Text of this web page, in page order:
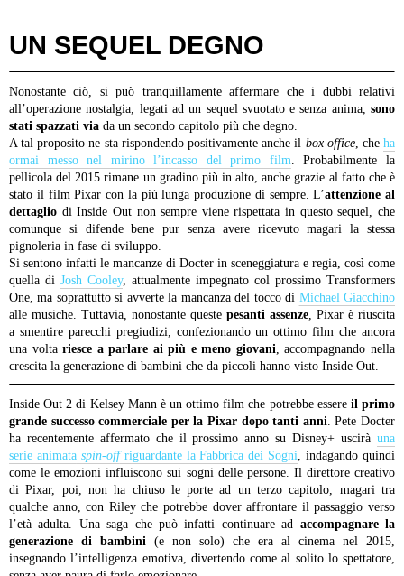
UN SEQUEL DEGNO
Nonostante ciò, si può tranquillamente affermare che i dubbi relativi
all’operazione nostalgia, legati ad un sequel svuotato e senza anima, sono
stati spazzati via da un secondo capitolo più che degno.
A tal proposito ne sta rispondendo positivamente anche il box office, cheha
ormai messo nel mirino l’incasso del primo film. Probabilmente la
pellicola del 2015 rimane un gradino più in alto, anche grazie al fatto che è
stato il film Pixar con la più lunga produzione di sempre. L’attenzione al
dettaglio di Inside Out non sempre viene rispettata in questo sequel, che
comunque si difende bene pur senza avere ricevuto magari la stessa
pignoleria in fase di sviluppo.
Si sentono infatti le mancanze di Docter in sceneggiatura e regia, così come
quella di Josh Cooley, attualmente impegnato col prossimo Transformers
One, ma soprattutto si avverte la mancanza del tocco di Michael Giacchino
alle musiche. Tuttavia, nonostante queste pesanti assenze, Pixar è riuscita
a smentire parecchi pregiudizi, confezionando un ottimo film che ancora
una voltariesce a parlare ai più e meno giovani, accompagnando nella
crescita la generazione di bambini che da piccoli hanno visto Inside Out.
Inside Out 2 di Kelsey Mann è un ottimo film che potrebbe essere il primo
grande successo commerciale per la Pixar dopo tanti anni. Pete Docter
ha recentemente affermato che il prossimo anno su Disney+ uscirà una
serie animataspin-offriguardante la Fabbrica dei Sogni, indagando quindi
come le emozioni influiscono sui sogni delle persone. Il direttore creativo
di Pixar, poi, non ha chiuso le porte ad un terzo capitolo, magari tra
qualche anno, con Riley che potrebbe dover affrontare il passaggio verso
l’età adulta. Una saga che può infatti continuare ad accompagnare la
generazione di bambini (e non solo) che era al cinema nel 2015,
insegnando l’intelligenza emotiva, divertendo come al solito lo spettatore,